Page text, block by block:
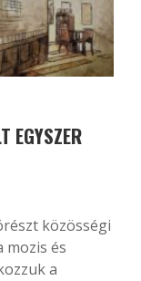
EGYSZER
közösségi
mozis és
a